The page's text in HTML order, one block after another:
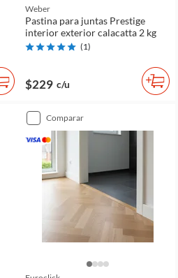
Weber
Pastina para juntas Prestige
interior exterior calacatta 2 kg
(1)
$229 c/u
comparar